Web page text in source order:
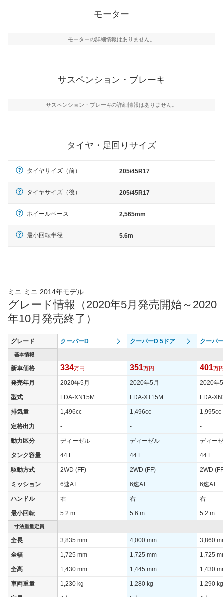
モーター
モーターの詳細情報はありません。
サスペンション・ブレーキ
サスペンション・ブレーキの詳細情報はありません。
タイヤ・足回りサイズ
タイヤサイズ（前） 205/45R17
タイヤサイズ（後） 205/45R17
ホイールベース 2,565mm
最小回転半径 5.6m
ミニ ミニ 2014年モデル
グレード情報（2020年5月発売開始～2020
年10月発売終了）
グレード クーパーD クーパーD 5ドア クーパ
基本情報
新車価格 334万円 351万円 401万
発売年月 2020年5月 2020年5月 2020年
型式 LDA-XN15M LDA-XT15M LDA-
排気量 1,496cc 1,496cc 1,995cc
定格出力 - - -
動力区分 ディーゼル ディーゼル ディー
タンク容量 44 L 44 L 44 L
駆動方式 2WD (FF) 2WD (FF) 2WD
ミッション 6速AT 6速AT 6速AT
ハンドル 右 右 右
最小回転 5.2 m 5.6 m 5.2 m
寸法重量定員
全長 3,835 mm 4,000 mm 3,860
全幅 1,725 mm 1,725 mm 1,725
全高 1,430 mm 1,445 mm 1,430
車両重量 1,230 kg 1,280 kg 1,290 kg